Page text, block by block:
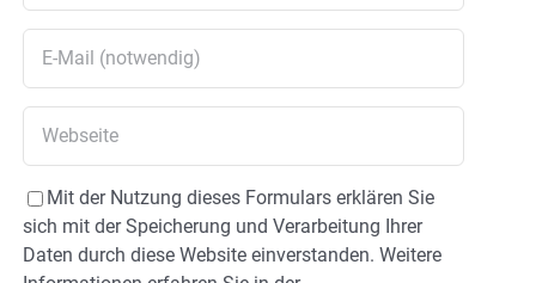
Mit der Nutzung dieses Formulars erklären Sie
sich mit der Speicherung und Verarbeitung Ihrer
Daten durch diese Website einverstanden. Weitere